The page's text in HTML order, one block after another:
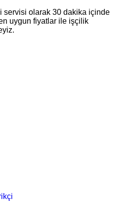
servisi olarak 30 dakika içinde
uygun fiyatlar ile işçilik